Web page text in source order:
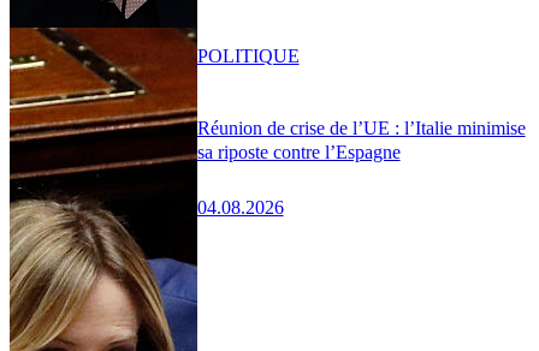
Réunion de crise de l’UE : l’Italie minimise
sa riposte contre l’Espagne
04.08.2026
POLITIQUE